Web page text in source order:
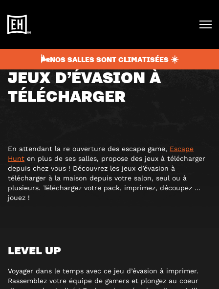
🌬️NOS SALLES SONT CLIMATISÉES ☀️
JEUX D’ÉVASION À
TÉLÉCHARGER
En attendant la re ouverture des escape game, Escape
Hunt en plus de ses salles, propose des jeux à télécharger
depuis chez vous ! Découvrez les jeux d’évasion à
télécharger à la maison depuis votre salon, seul ou à
plusieurs. Téléchargez votre pack, imprimez, découpez …
jouez !
LEVEL UP
Voyager dans le temps avec ce jeu d’évasion à imprimer.
Rassemblez votre équipe de gamers et plongez au coeur